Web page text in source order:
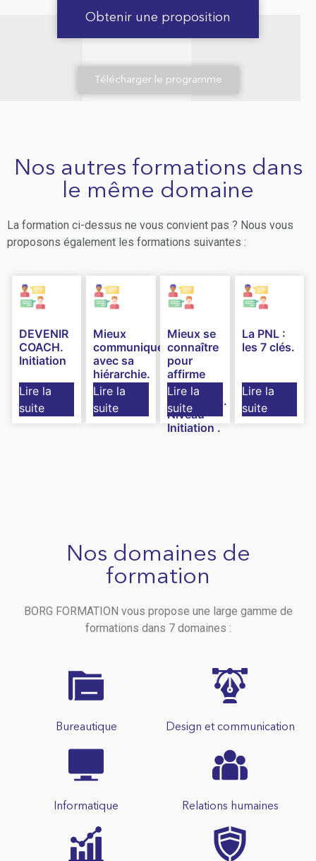
Obtenir une proposition
Télécharger le programme
Nos autres formations dans
le même domaine
La formation ci-dessus ne vous convient pas ? Nous vous
proposons également les formations suivantes :
DEVENIR
COACH.
Initiation
Lire la
suite
Mieux
communiquer
avec sa
hiérarchie.
Niveau
Initiation.
Lire la
suite
Mieux se
connaître
pour
affirme
son
leadership.
Niveau
Initiation .
Lire la
suite
La PNL :
les 7 clés.
Lire la
suite
Nos domaines de
formation
BORG FORMATION vous propose une large gamme de
formations dans 7 domaines :
Bureautique Design et communication
Informatique Relations humaines